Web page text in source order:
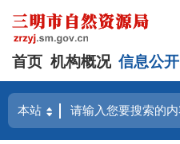
首页 机构概况 信息公开